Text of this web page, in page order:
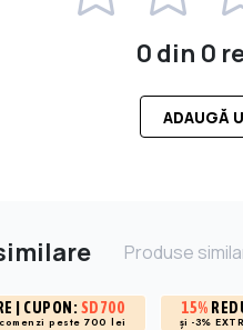
0 din 0
ADAUGĂ
Produse
| CUPON: SD700
comenzi peste 700 lei
15%
și -3%